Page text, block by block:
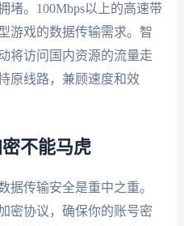
堵。100Mbps以上的高速带
游戏的数据传输需求。智
将访问国内资源的流量走
原线路，兼顾速度和效
不能马虎
据传输安全是重中之重。
密协议，确保你的账号密